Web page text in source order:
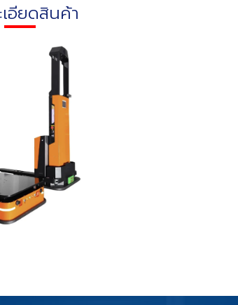
เอียดสินค้า